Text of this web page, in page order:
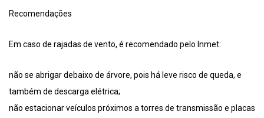
Recomendações
Em caso de rajadas de vento, é recomendado pelo Inmet:
não se abrigar debaixo de árvore, pois há leve risco de queda, e
também de descarga elétrica;
não estacionar veículos próximos a torres de transmissão e placas